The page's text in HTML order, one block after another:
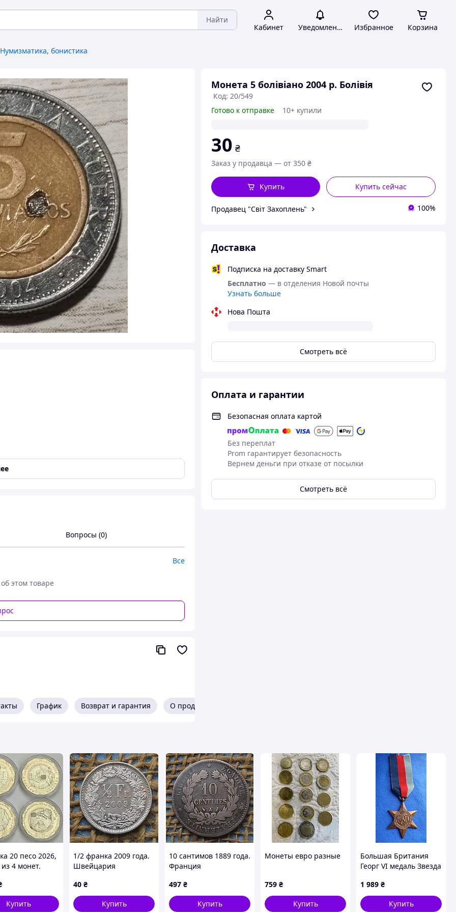
Найти
Кабинет Уведомления Избранное Корзина
Нумизматика, бонистика
Монета 5 болівіано 2004 р. Болівія
Код: 20/549
Готово к отправке
10+ купили
30 ₴
Заказ у продавца — от 350 ₴
Купить сейчас
Купить
Продавец "Світ Захоплень" 100%
Доставка
Подписка на доставку Smart
Бесплатно — в отделения Новой почты
Узнать больше
Нова Пошта
Смотреть всё
Оплата и гарантии
Безопасная оплата картой
Без переплат
Prom гарантирует безопасность
Вернем деньги при отказе от посылки
Смотреть всё
- нержавіюча сталь
Вопросы (0)
Все
этом товаре
График Возврат и гарантия О продавце
20 песо 2026,
4 монет.
ФИФА 2026
Купить
1/2 франка 2009 года.
Швейцария
40 ₴
Купить
10 сантимов 1889 года.
Франция
497 ₴
Купить
Монеты евро разные
759 ₴
Купить
Большая Британия
Георг VI медаль Звезда
1 989 ₴
Купить